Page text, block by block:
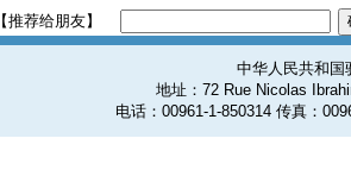
【推荐给朋友】
中华人民共和国
地址：72 Rue Nicolas
电话：00961-1-850314 传真：